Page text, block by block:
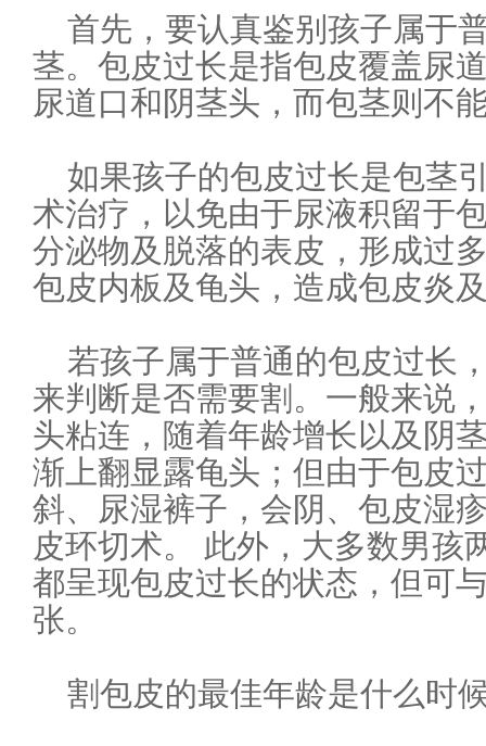
首先，要认真鉴别孩子属于
茎。包皮过长是指包皮覆盖尿
尿道口和阴茎头，而包茎则不
如果孩子的包皮过长是包茎
术治疗，以免由于尿液积留于
分泌物及脱落的表皮，形成过
包皮内板及龟头，造成包皮炎
若孩子属于普通的包皮过长
来判断是否需要割。一般来说
头粘连，随着年龄增长以及阴
渐上翻显露龟头；但由于包皮
斜、尿湿裤子，会阴、包皮湿
皮环切术。 此外，大多数男孩
都呈现包皮过长的状态，但可
张。
割包皮的最佳年龄是什么时